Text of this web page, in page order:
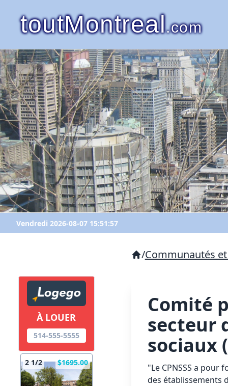
toutMontreal.com
Vendredi 2026-08-07 15:51:57
À LOUER
514-555-5555
2 1/2 $1695.00
/Communautés
Comité
secteur
sociaux
"Le CPNSSS a
des établissements